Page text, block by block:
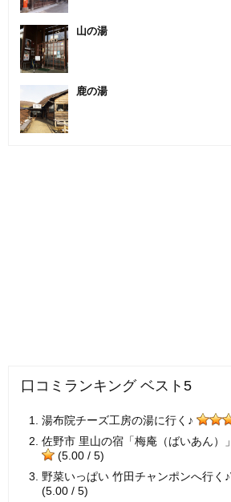
山の湯
鹿の湯
口コミランキング ベスト5
湯布院チーズ工房の湯に行く♪
佐野市 里山の宿「梅庵（ばいあん）
(5.00 / 5)
野菜いっぱい 竹田チャンポンへ行く
(5.00 / 5)